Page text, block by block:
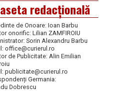
redacțională
de Onoare: Ioan Barbu
onorific: Lilian ZAMFIROIU
Sorin Alexandru Barbu
office@curierul.ro
de Publicitate: Alin Emilian
publicitate@curierul.ro
Germania:
Dobrescu